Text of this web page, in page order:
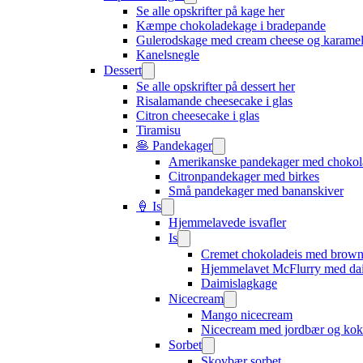
Se alle opskrifter på kage her
Kæmpe chokoladekage i bradepande
Gulerodskage med cream cheese og
Kanelsnegle
Dessert
Se alle opskrifter på dessert her
Risalamande cheesecake i glas
Citron cheesecake i glas
Tiramisu
🥞 Pandekager
Amerikanske pandekager med
Citronpandekager med birkes
Små pandekager med bananskiver
🍦 Is
Hjemmelavede isvafler
Is
Cremet chokoladeis med
Hjemmelavet McFlurry med
Daimislagkage
Nicecream
Mango nicecream
Nicecream med jordbær og
Sorbet